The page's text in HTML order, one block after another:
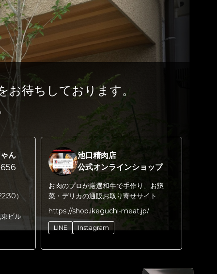
お待ちしております。
ん
）
ビル
池口精肉店
公式オンラインショップ
お肉のプロが厳選和牛で手作り、お惣
菜・デリカの通販お取り寄せサイト
https://shop.ikeguchi-meat.jp/
LINE Instagram